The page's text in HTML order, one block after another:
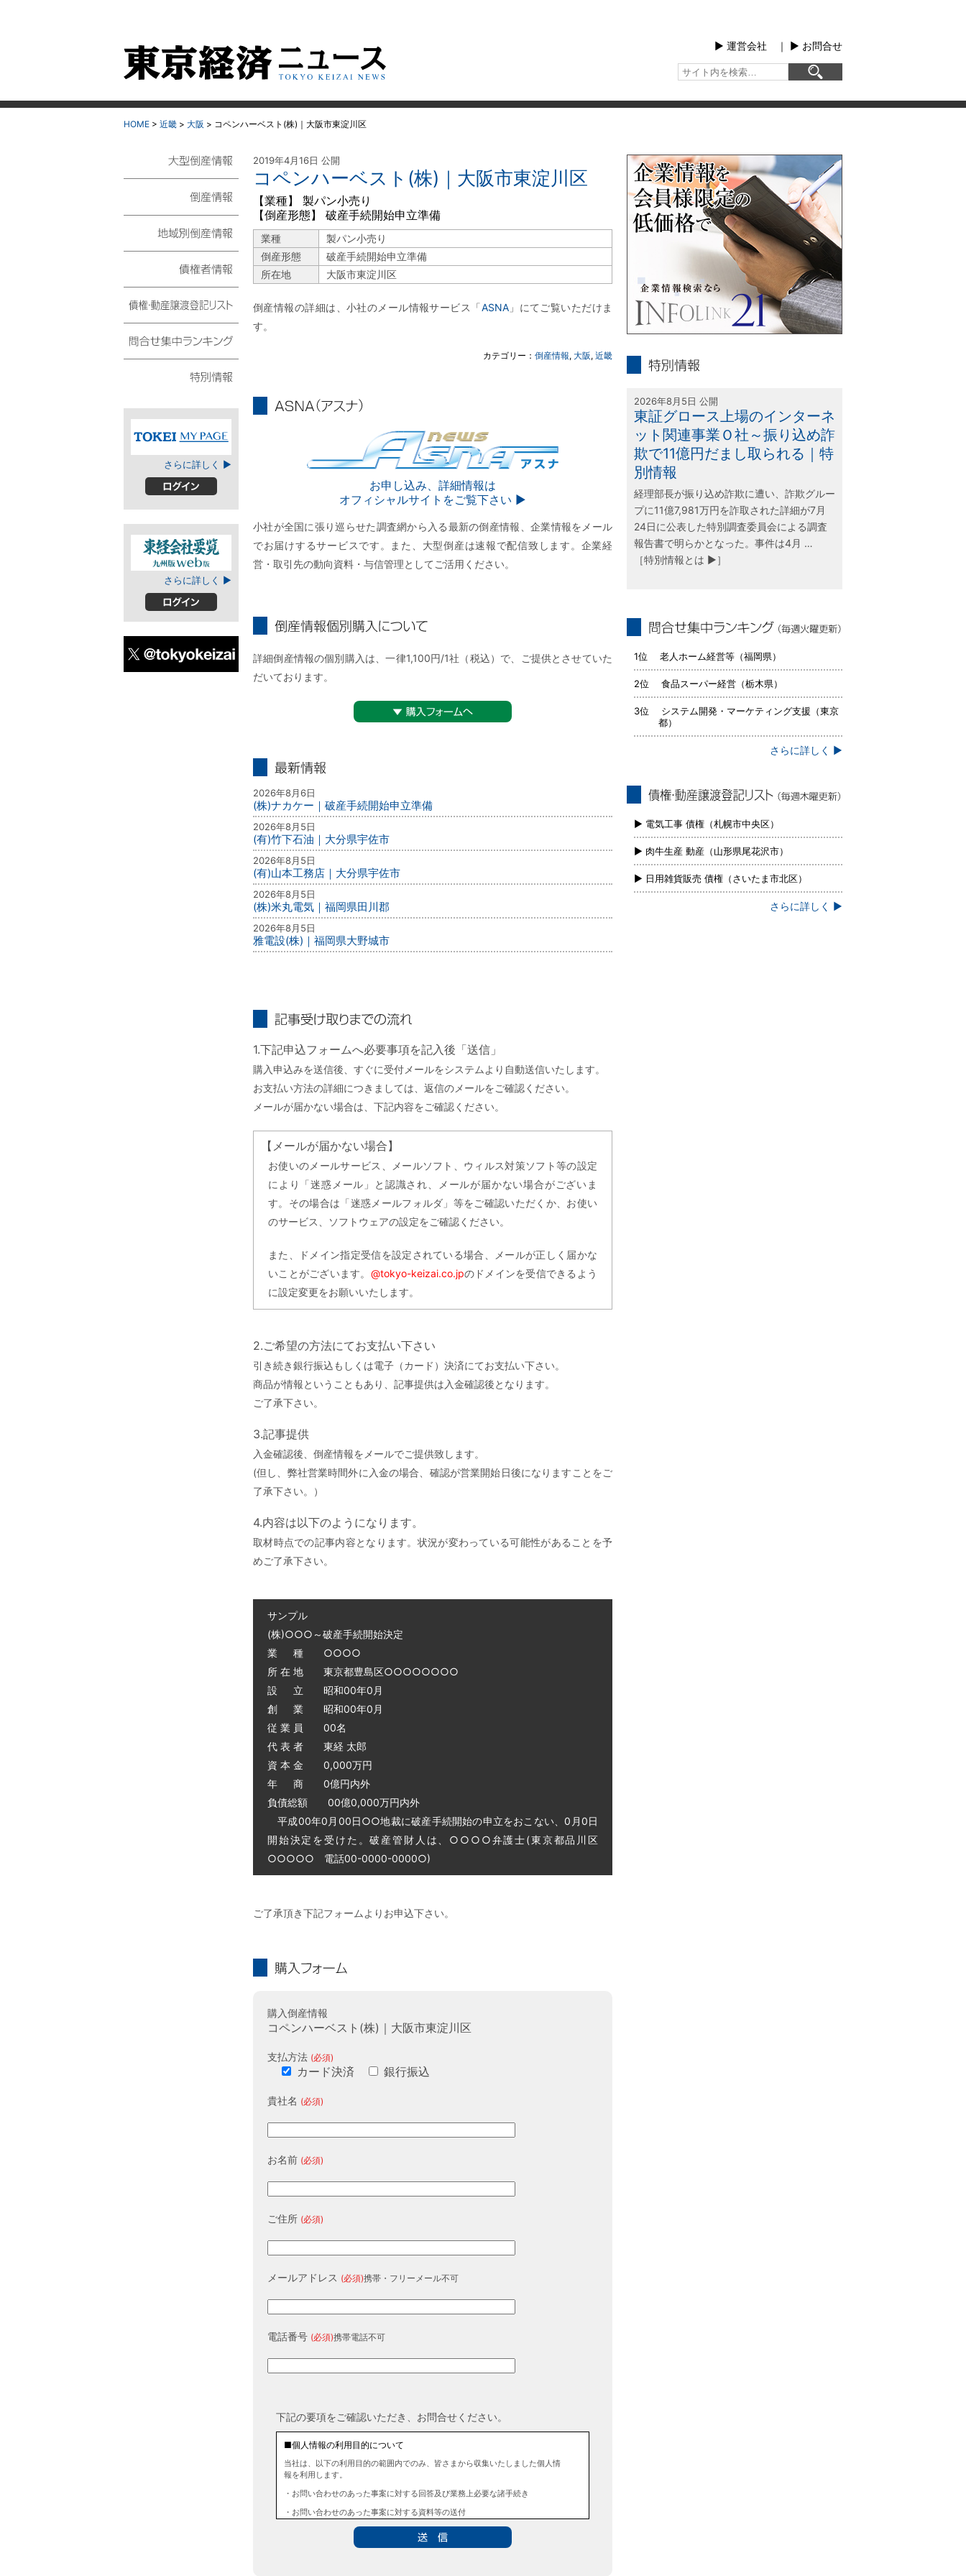
▶︎ 運営会社 ｜ ▶︎ お問合せ
HOME > 近畿 > 大阪 > コペンハーベスト(株)｜大阪市東淀川区
2019年4月16日 公開
コペンハーベスト(株)｜大阪市東淀川区
【業種】 製パン小売り
【倒産形態】 破産手続開始申立準備
業種
製パン小売り
倒産形態
破産手続開始申立準備
所在地
大阪市東淀川区
倒産情報の詳細は、小社のメール情報サービス「ASNA」にてご覧いただけま
す。
カテゴリー： 倒産情報, 大阪, 近畿
お申し込み、詳細情報は
オフィシャルサイトをご覧下さい ▶︎
小社が全国に張り巡らせた調査網から入る最新の倒産情報、企業情報をメール
でお届けするサービスです。また、大型倒産は速報で配信致します。企業経
営・取引先の動向資料・与信管理としてご活用ください。
詳細倒産情報の個別購入は、一律1,100円/1社（税込）で、ご提供とさせていた
だいております。
2026年8月6日
(株)ナカケー｜破産手続開始申立準備
2026年8月5日
(有)竹下石油｜大分県宇佐市
2026年8月5日
(有)山本工務店｜大分県宇佐市
2026年8月5日
(株)米丸電気｜福岡県田川郡
2026年8月5日
雅電設(株)｜福岡県大野城市
1.下記申込フォームへ必要事項を記入後「送信」
購入申込みを送信後、すぐに受付メールをシステムより自動送信いたします。
お支払い方法の詳細につきましては、返信のメールをご確認ください。
メールが届かない場合は、下記内容をご確認ください。
【メールが届かない場合】
お使いのメールサービス、メールソフト、ウィルス対策ソフト等の設定
により「迷惑メール」と認識され、メールが届かない場合がございま
す。その場合は「迷惑メールフォルダ」等をご確認いただくか、お使い
のサービス、ソフトウェアの設定をご確認ください。
また、ドメイン指定受信を設定されている場合、メールが正しく届かな
いことがございます。 @tokyo-keizai.co.jpのドメインを受信できるよう
に設定変更をお願いいたします。
2.ご希望の方法にてお支払い下さい
引き続き銀行振込もしくは電子（カード）決済にてお支払い下さい。
商品が情報ということもあり、記事提供は入金確認後となります。
ご了承下さい。
3.記事提供
入金確認後、倒産情報をメールでご提供致します。
(但し、弊社営業時間外に入金の場合、確認が営業開始日後になりますことをご
了承下さい。）
4.内容は以下のようになります。
取材時点での記事内容となります。状況が変わっている可能性があることを予
めご了承下さい。
サンプル
(株)○○○～破産手続開始決定
業 種 ○○○○
所 在 地 東京都豊島区○○○○○○○○
設 立 昭和00年0月
創 業 昭和00年0月
従 業 員 00名
代 表 者 東経 太郎
資 本 金 0,000万円
年 商 0億円内外
負債総額 00億0,000万円内外
平成00年0月00日○○地裁に破産手続開始の申立をおこない、0月0日
開始決定を受けた。破産管財人は、○○○○弁護士(東京都品川区
○○○○○ 電話00-0000-0000○)
ご了承頂き下記フォームよりお申込下さい。
購入倒産情報
コペンハーベスト(株)｜大阪市東淀川区
支払方法 (必須)
カード決済 銀行振込
貴社名 (必須)
お名前 (必須)
ご住所 (必須)
メールアドレス (必須)携帯・フリーメール不可
電話番号 (必須)携帯電話不可
下記の要項をご確認いただき、お問合せください。
■個人情報の利用目的について
当社は、以下の利用目的の範囲内でのみ、皆さまから収集いたしました個人情
報を利用します。
・お問い合わせのあった事案に対する回答及び業務上必要な諸手続き
・お問い合わせのあった事案に対する資料等の送付
スト
TOKEIマイページ
さらに詳しく ▶
東経会社要覧web
さらに詳しく ▶
ログイン
2026年8月5日 公開
東証グロース上場のインターネ
ット関連事業Ｏ社～振り込め詐
欺で11億円だまし取られる｜特
別情報
経理部長が振り込め詐欺に遭い、詐欺グルー
プに11億7,981万円を詐取された詳細が7月
24日に公表した特別調査委員会による調査
報告書で明らかとなった。事件は4月 …
［特別情報とは ▶］
1位 老人ホーム経営等（福岡県）
2位 食品スーパー経営（栃木県）
3位 システム開発・マーケティング支援（東京
都）
さらに詳しく ▶
新）
▶ 電気工事 債権（札幌市中央区）
▶ 肉牛生産 動産（山形県尾花沢市）
▶ 日用雑貨販売 債権（さいたま市北区）
さらに詳しく ▶